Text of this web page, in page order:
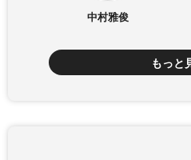
中村雅俊
もっと